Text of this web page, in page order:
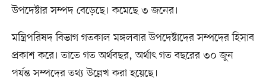
উপদেষ্টার সম্পদ বেড়েছে। কমেছে ৩ জনের।
মন্ত্রিপরিষদ বিভাগ গতকাল মঙ্গলবার উপদেষ্টাদের সম্পদের হিসাব
প্রকাশ করে। তাতে গত অর্থবছর, অর্থাৎ গত বছরের ৩০ জুন
পর্যন্ত সম্পদের তথ্য উল্লেখ করা হয়েছে।